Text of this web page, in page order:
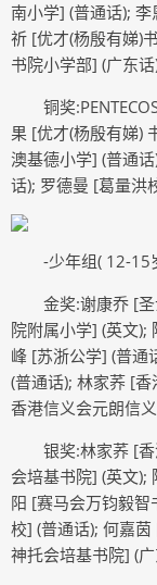
南小学] (普通话);
祈 [优才(杨殷有娣)
书院小学部] (广东
铜奖
果 [优才(杨殷有娣)
澳基德小学] (普通
话); 罗德曼 [葛量洪
-少年组( 12-15
金奖:谢康乔 [
院附属小学] (英文);
峰 [苏浙公学] (普通
(普通话); 林家荞 [
香港信义会元朗信
银奖:林家荞 [
会培基书院] (英文);
阳 [赛马会万钧毅
校] (普通话); 何嘉
神托会培基书院] (